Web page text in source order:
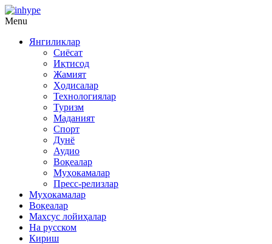
Menu
Янгиликлар
Сиёсат
Иқтисод
Жамият
Ҳодисалар
Технологиялар
Туризм
Маданият
Спорт
Дунё
Аудио
Воқеалар
Муҳокамалар
Пресс-релизлар
Муҳокамалар
Воқеалар
Махсус лойиҳалар
На русском
Кириш